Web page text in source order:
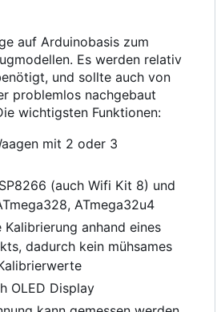
auf Arduinobasis zum
Es werden relativ
und sollte auch von
problemlos nachgebaut
wichtigsten Funktionen:
mit 2 oder 3
(auch Wifi Kit 8) und
ATmega32u4
anhand eines
dadurch kein mühsames
OLED Display